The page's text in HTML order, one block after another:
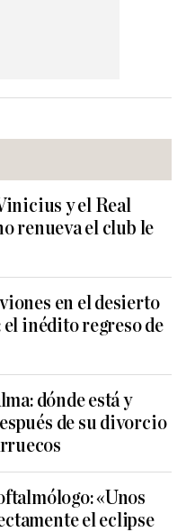
y el Real
renueva el club le
en el desierto
inédito regreso de
dónde está y
de su divorcio
«Unos
el eclipse